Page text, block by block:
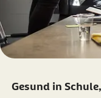
Gesund in